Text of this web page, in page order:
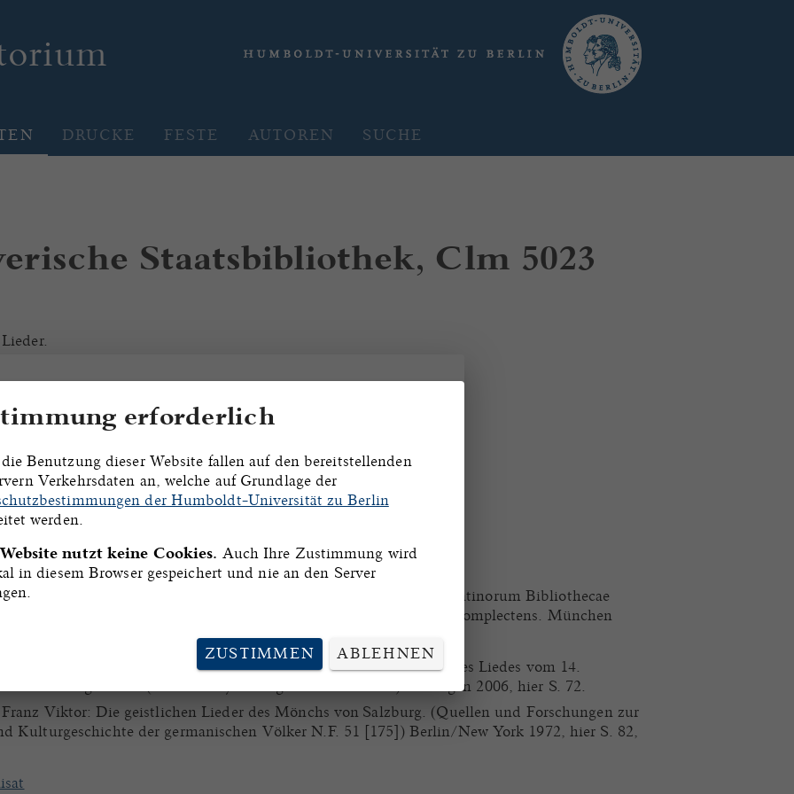
DRUCKE FESTE AUTOREN SUCHE
Staatsbibliothek, Clm 5023
(Spechtler, S. 82, Nr. 59).
München.
Greis.
von Laubmann, Georg und Meyer, Wilhelm: Catalogus codicum latinorum Bibliothecae
Ed. altera emendatior, Bd. 1,2: Codices num. 2501-5250 complectens. München
263.
Dore: In dulci iubilo. In: Fassungen und Rezeptionsgeschichte des Liedes vom 14.
bis zur Gegenwart. (Mainzer Hymnologische Studien 17) Tübingen 2006, hier S. 72.
Viktor: Die geistlichen Lieder des Mönchs von Salzburg. (Quellen und Forschungen zur
Kulturgeschichte der germanischen Völker N.F. 51 [175]) Berlin/New York 1972, hier S. 82,
erforderlich
Benutzung dieser Website fallen auf den bereitstellenden
Verkehrsdaten an, welche auf Grundlage der
der Humboldt-Universität zu Berlin
werden.
nutzt keine Cookies. Auch Ihre Zustimmung wird
in diesem Browser gespeichert und nie an den Server
ZUSTIMMEN ABLEHNEN